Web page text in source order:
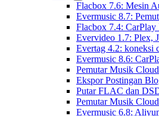
Flacbox 7.6: Mesin
Evermusic 8.7:
Flacbox 7.4:
Evervideo 1.7: Plex,
Evertag 4.2: koneksi
Evermusic 8.6:
Pemutar Musik
Ekspor Postingan
Putar FLAC dan
Pemutar Musik
Evermusic 6.8: